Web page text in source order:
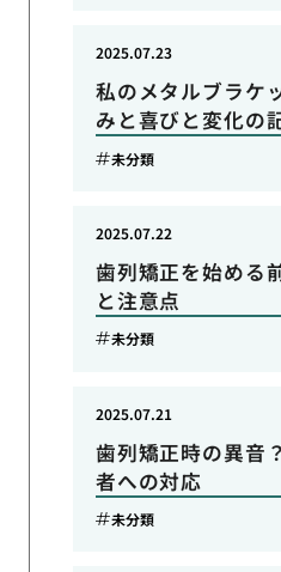
私のメタルブラケ
みと喜びと変化の
2025.07.23
未分類
歯列矯正を始める
と注意点
2025.07.22
未分類
歯列矯正時の異音
者への対応
2025.07.21
未分類